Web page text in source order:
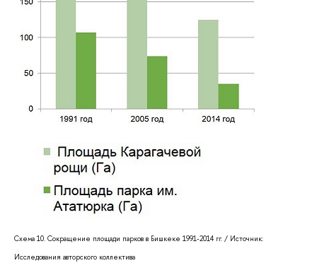
Схема 10. Сокращение площади парков в Бишкеке 1991-2014 гг. / Источник:
Исследования авторского коллектива